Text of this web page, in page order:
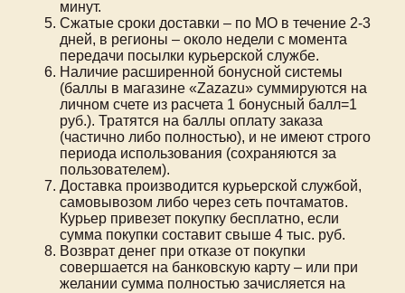
минут.
Сжатые сроки доставки – по МО в течение 2-3
дней, в регионы – около недели с момента
передачи посылки курьерской службе.
Наличие расширенной бонусной системы
(баллы в магазине «Zazazu» суммируются на
личном счете из расчета 1 бонусный балл=1
руб.). Тратятся на баллы оплату заказа
(частично либо полностью), и не имеют строго
периода использования (сохраняются за
пользователем).
Доставка производится курьерской службой,
самовывозом либо через сеть почтаматов.
Курьер привезет покупку бесплатно, если
сумма покупки составит свыше 4 тыс. руб.
Возврат денег при отказе от покупки
совершается на банковскую карту – или при
желании сумма полностью зачисляется на